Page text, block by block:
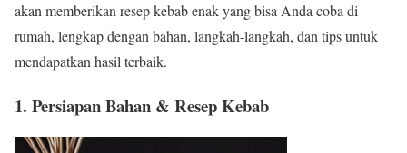
akan memberikan resep kebab enak yang bisa Anda coba di
rumah, lengkap dengan bahan, langkah-langkah, dan tips untuk
mendapatkan hasil terbaik.
1. Persiapan Bahan & Resep Kebab